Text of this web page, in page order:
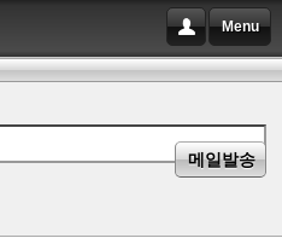
Menu